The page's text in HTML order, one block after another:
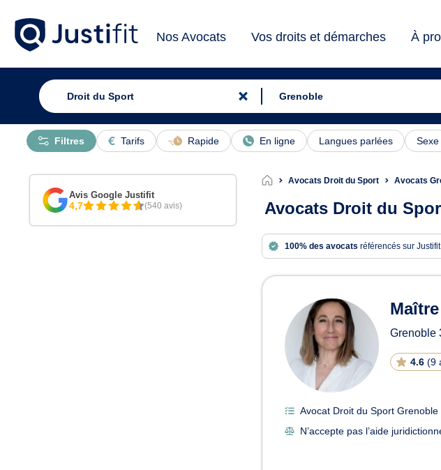
Nos Avocats Vos droits et démarches À
Tarifs Rapide En ligne Langues parlées Sexe
Filtres
Avocats Droit du Sport Avocats
Avocats Droit du
100% des avocats référencés sur Justifit
Avocats en
Grenoble
4.6 (9
Avocat Droit du Sport Grenoble
N’accepte pas l’aide
Avis Google Justifit
4,7 (540 avis)